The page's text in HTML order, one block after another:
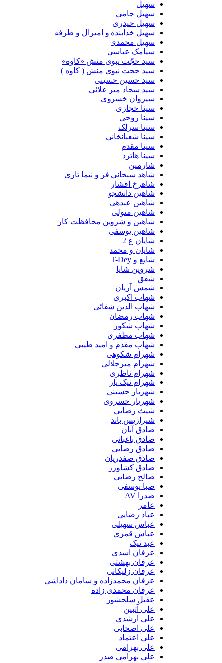
سهیل جامی
سهیل حیدری
سهیل خدابنده و امیرال و طرفه
سهیل محمدی
سیامک عباسی
سید حجّت نبوی منش «کاوه»
سید حجت نبوی منش ( کاوه )
سید حسین حسینى
سید سجاد میر علائی
سیروان خسروی
سینا حجازی
سینا روحی
سینا سرلک
سینا شعبانخانی
سینا مقدم
سینا هاترد
شارمین
شاهد سبحانی فر و نیما تاری
شاهرخ افشار
شاهین دانشجو
شاهین عبدهی
شاهین متولی
شاهین و شروین محافظت کار
شاهین یوسفی
شایان ع 2
شایان و محمد
شایع و T-Dey
شروین شایا
شمس آریان
شهاب اکبری
شهاب الدین شفائی
شهاب رمضان
شهاب شکور
شهاب مظفری
شهاب مقدم و امید طیبی
شهرام شکوهی
شهرام میرجلالی
شهرام ناظری
شهرام نیک یار
شهریار حسینی
شهریار خسروی
شیث رضایی
شیرازیس باند
صادق آبان
صادق باغبانی
صادق رضایی
صادق صفدریان
صادق کشاورز
صالح رضایی
صبا یوسفی
عباد رضایی
عباس سهیلی
عباس قمری
عبد نیک
عرفان اسدی
عرفان بهشتی
عرفان زلیکانی
عرفان محمدزاده و سامان داداشی
عرفان محمدی زاده
عقیل سلحشور
علی آتبین
علی ارشدی
علی اصحابی
علی اعتماد
علی بهرامی
علی بهرامی صدر